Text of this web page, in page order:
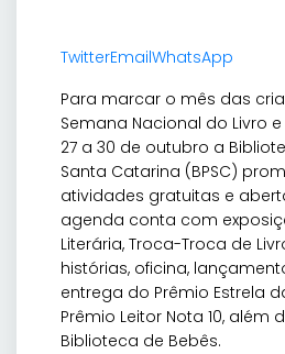
TwitterEmailWhatsApp
Para marcar o mês das
Semana Nacional do Livro
27 a 30 de outubro a
Santa Catarina (BPSC)
atividades gratuitas e
agenda conta com
Literária, Troca-Troca de
histórias, oficina,
entrega do Prêmio Estrela
Prêmio Leitor Nota 10,
Biblioteca de Bebês.